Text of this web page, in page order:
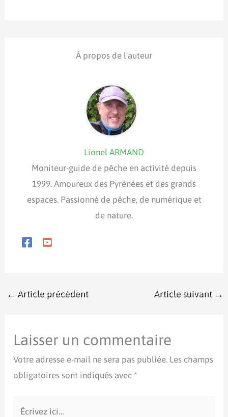
À propos de l'auteur
Lionel ARMAND
Moniteur-guide de pêche en activité depuis
1999. Amoureux des Pyrénées et des grands
espaces. Passionné de pêche, de numérique et
de nature.
← Article précédent Article suivant →
Laisser un commentaire
Votre adresse e-mail ne sera pas publiée. Les champs
obligatoires sont indiqués avec *